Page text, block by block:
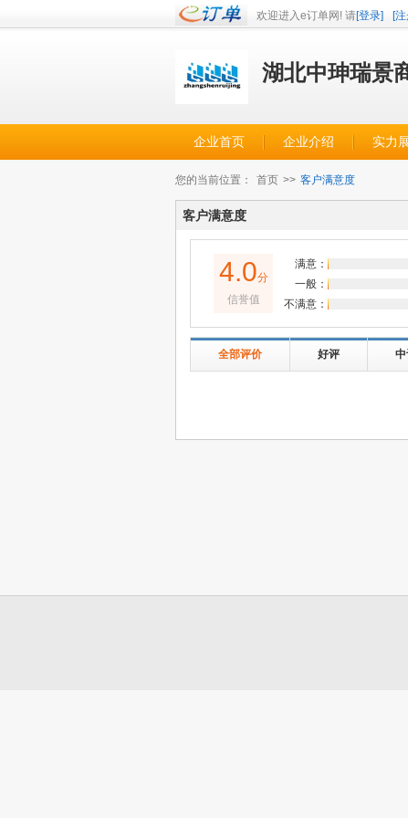
欢迎进入e订单网! 请[登录] [
湖北中珅瑞景
企业首页 企业介绍 实力
您的当前位置： 首页 >> 客户满意度
客户满意度
4.0分
信誉值
满意：
一般：
不满意：
全部评价 好评